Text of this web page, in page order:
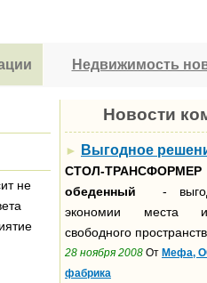
Недвижимость
не
Новости
► Выгодное
СТОЛ-ТРАНСФОРМЕР
обеденный -
экономии места
свободного
28 ноября 2008 От Мефа,
фабрика